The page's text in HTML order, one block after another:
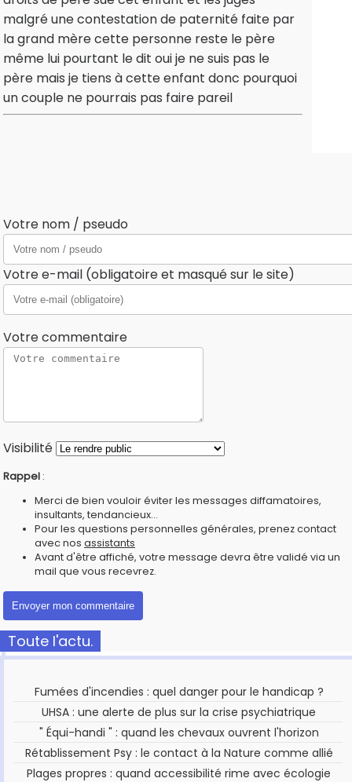
malgré une contestation de paternité faite par
la grand mère cette personne reste le père
même lui pourtant le dit oui je ne suis pas le
père mais je tiens à cette enfant donc pourquoi
un couple ne pourrais pas faire pareil
Votre nom / pseudo
Votre e-mail (obligatoire et masqué sur le site)
Votre commentaire
Visibilité
Rappel :
Merci de bien vouloir éviter les messages diffamatoires,
insultants, tendancieux...
Pour les questions personnelles générales, prenez contact
avec nos assistants
Avant d'être affiché, votre message devra être validé via un
mail que vous recevrez.
Toute l'actu.
Fumées d'incendies : quel danger pour le handicap ?
UHSA : une alerte de plus sur la crise psychiatrique
" Équi-handi " : quand les chevaux ouvrent l'horizon
Rétablissement Psy : le contact à la Nature comme allié
Plages propres : quand accessibilité rime avec écologie